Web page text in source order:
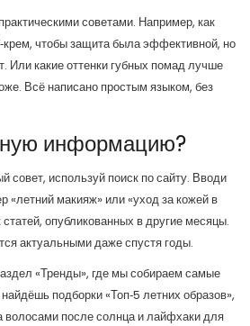
советами. Например, как
чтобы защита была эффективной, но
Или какие оттенки губных помад лучше
Всё написано простым языком, без
информацию?
совет, используй поиск по сайту. Вводи
«летний макияж» или «уход за кожей в
опубликованных в другие месяцы.
актуальными даже спустя годы.
«Тренды», где мы собираем самые
подборки «Топ‑5 летних образов»,
волосами после солнца и лайфхаки для